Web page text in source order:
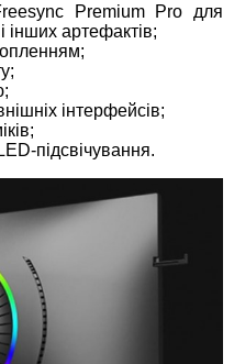
Premium Pro для
інших артефактів;
інтерфейсів;
підсвічування.